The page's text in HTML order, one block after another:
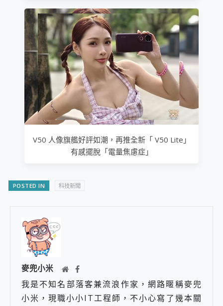
V50 人像旗艦好評如潮，再推全新「 V50 Lite」
有感擺脫「電量焦慮症」
POSTED IN 科技新聞
麥兜小米
我是不知名部落客兼流浪作家，網路暱稱麥兜
小米，現職小小IT工程師，不小心寫了幾本關